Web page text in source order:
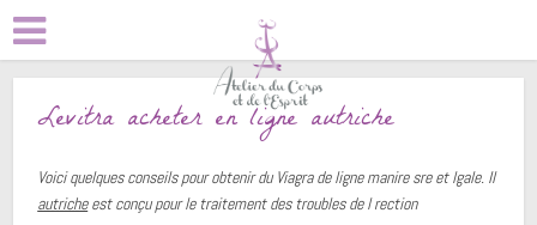
Levitra acheter en ligne autriche
Voici quelquesconseils pour obtenir du Viagra delignemanire sre et lgale. Il
autricheest conçu pour le traitement des troubles de l rection